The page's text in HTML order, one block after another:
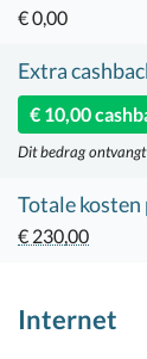
€ 0,00
Extra
€ 10,00
Dit bedrag
Totale kosten
€ 230,00
Internet